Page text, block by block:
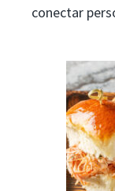
conectar